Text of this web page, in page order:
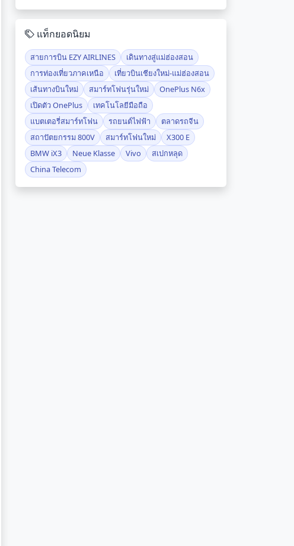
แท็กยอดนิยม
สายการบิน EZY AIRLINES
เดินทางสู่แม่ฮ่องสอน
การท่องเที่ยวภาคเหนือ
เที่ยวบินเชียงใหม่-แม่ฮ่องสอน
เส้นทางบินใหม่
สมาร์ทโฟนรุ่นใหม่
OnePlus N6x
เปิดตัว OnePlus
เทคโนโลยีมือถือ
แบตเตอรี่สมาร์ทโฟน
รถยนต์ไฟฟ้า
ตลาดรถจีน
สถาปัตยกรรม 800V
สมาร์ทโฟนใหม่
X300 E
BMW iX3
Neue Klasse Vivo
สเปกหลุด
China Telecom